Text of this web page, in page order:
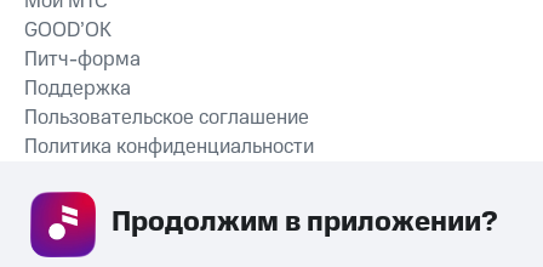
СКАЧАТЬ ПРИЛОЖЕНИЕ
GOOD’OK
Питч-форма
Поддержка
Пользовательское соглашение
Политика конфиденциальности